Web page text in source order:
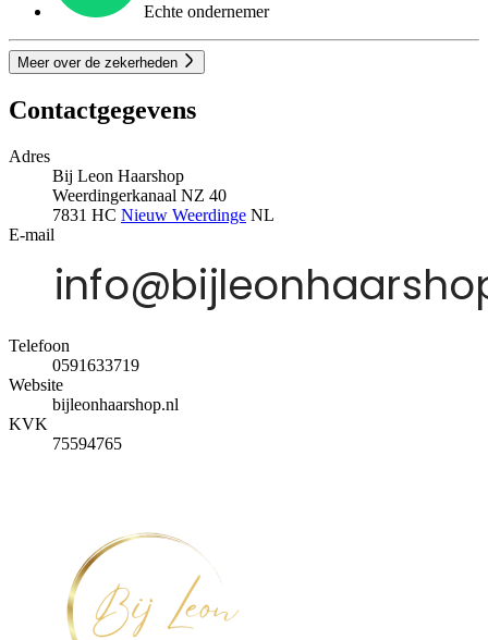
Echte ondernemer
Meer over de zekerheden
Contactgegevens
Adres
Bij Leon Haarshop
Weerdingerkanaal NZ 40
7831 HC Nieuw Weerdinge NL
E-mail
Telefoon
0591633719
Website
bijleonhaarshop.nl
KVK
75594765